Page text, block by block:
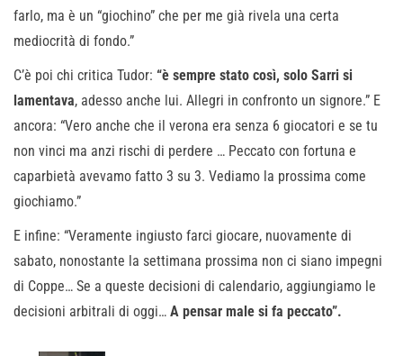
farlo, ma è un “giochino” che per me già rivela una certa
mediocrità di fondo.”
C’è poi chi critica Tudor: “è sempre stato così, solo Sarri si
lamentava, adesso anche lui. Allegri in confronto un signore.” E
ancora: “Vero anche che il verona era senza 6 giocatori e se tu
non vinci ma anzi rischi di perdere … Peccato con fortuna e
caparbietà avevamo fatto 3 su 3. Vediamo la prossima come
giochiamo.”
E infine: “Veramente ingiusto farci giocare, nuovamente di
sabato, nonostante la settimana prossima non ci siano impegni
di Coppe… Se a queste decisioni di calendario, aggiungiamo le
decisioni arbitrali di oggi… A pensar male si fa peccato”.